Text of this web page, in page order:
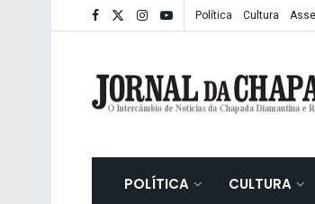
Política Cultura
POLÍTICA CULTURA